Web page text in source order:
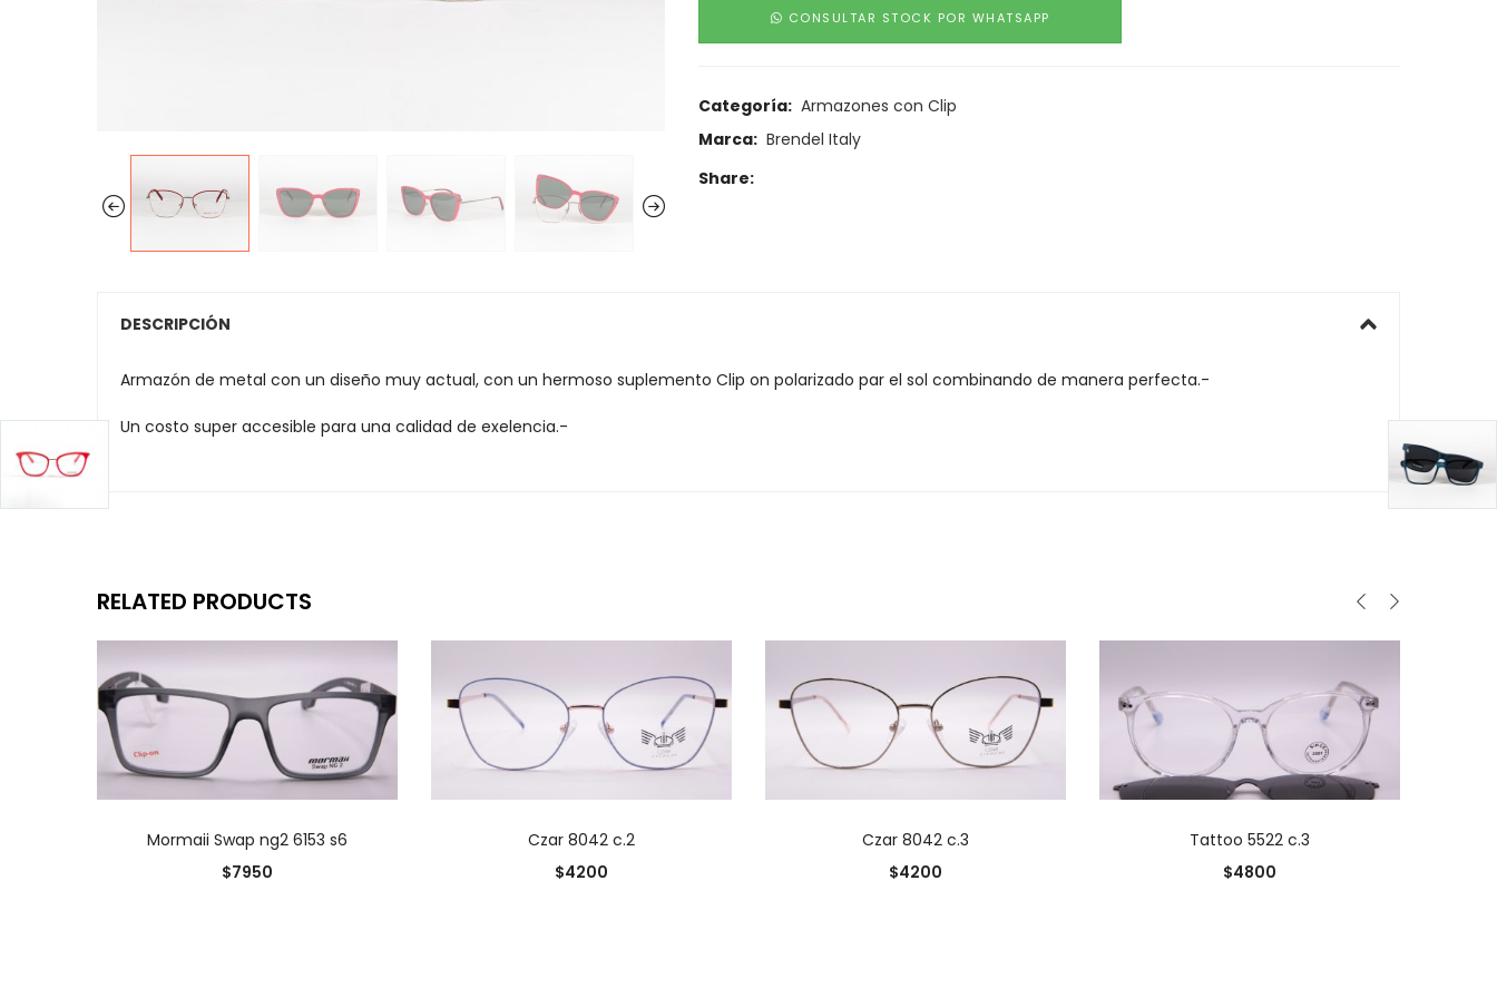
CONSULTAR STOCK POR WHATSAPP
Categoría: Armazones con Clip
Marca: Brendel Italy
Share:
DESCRIPCIÓN
Armazón de metal con un diseño muy actual, con un hermoso suplemento Clip on polarizado par el sol combinando de manera perfecta.-
Un costo super accesible para una calidad de exelencia.-
RELATED PRODUCTS
Mormaii Swap ng2 6153 s6
$7950
Czar 8042 c.2
$4200
Czar 8042 c.3
$4200
Tattoo 5522 c.3
$4800